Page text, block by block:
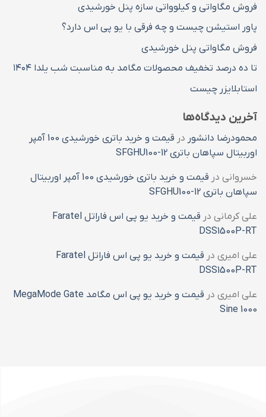
فروش مگاواتی و کیلوواتی سازه پنل خورشیدی
پاور استیشن چیست و چه فرقی با یو پی اس دارد؟
فروش مگاواتی پنل خورشیدی
تا ده درصد تخفیف محصولات مگامد به مناسبت شب یلدا ۱۴۰۴
استابلایزر چیست
آخرین دیدگاه‌ها
محمودرضا دانشور در
قیمت و خرید باتری خورشیدی 100 آمپر
اوربیتال سپاهان باتری SFGHU100-12
خسروانی در
قیمت و خرید باتری خورشیدی 100 آمپر اوربیتال
سپاهان باتری SFGHU100-12
علی کرمانی در
قیمت و خرید یو پی اس فاراتل Faratel
DSS1500P-RT
علی امیری در
قیمت و خرید یو پی اس فاراتل Faratel
DSS1500P-RT
علی امیری در
قیمت و خرید یو پی اس مگامد MegaMode Gate
Sine 1000